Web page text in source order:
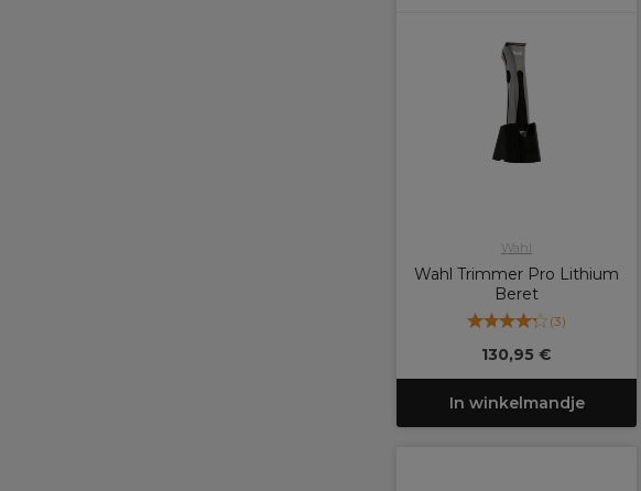
Wahl
Wahl Trimmer Pro Lithium
Beret
(3)
130,95 €
In winkelmandje